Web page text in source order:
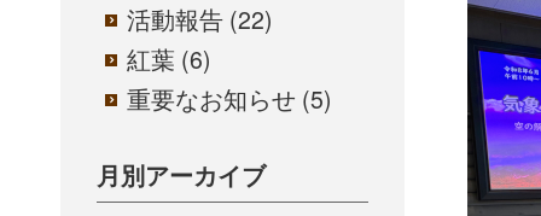
活動報告 (22)
紅葉 (6)
重要なお知らせ (5)
月別アーカイブ